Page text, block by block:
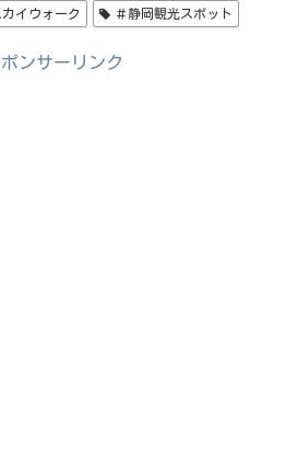
イウォーク ＃静岡観光スポット
ンサーリンク